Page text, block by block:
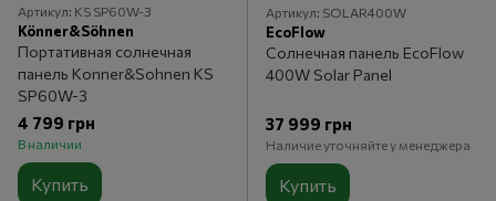
Артикул: KS SP60W-3
Könner&Söhnen
Портативная солнечная
панель Konner&Sohnen KS
SP60W-3
4 799 грн
В наличии
Купить
Артикул: SOLAR400W
EcoFlow
Солнечная панель EcoFlow
400W Solar Panel
37 999 грн
Наличие уточняйте у менеджера
Купить